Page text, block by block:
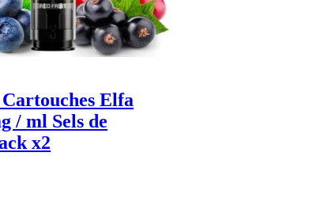
Elfa
/ ml Sels de
x2